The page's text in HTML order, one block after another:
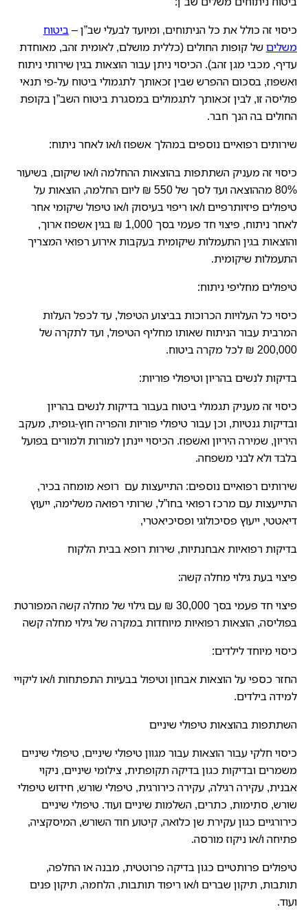
כיסוי זה כולל את כל הניתוחים, ומיועד לבעלי שב”ן –ביטוח
משליםשל קופות החולים (כללית מושלם, לאומית זהב, מאוחדת
עדיף, מכבי מגן זהב). הכיסוי ניתן עבור הוצאות בגין שירותי ניתוח
ואשפוז, בסכום ההפרש שבין זכאותך לתגמולי ביטוח על-פי תנאי
פוליסה זו, לבין זכאותך לתגמולים במסגרת ביטוח השב”ן בקופת
החולים בה הנך חבר.
שירותים רפואיים נוספים במהלך אשפוז ו/או לאחר ניתוח:
כיסוי זה מעניק השתתפות בהוצאות ההחלמה ו/או שיקום, בשיעור
80% מההוצאה ועד לסך של 550 ₪ ליום החלמה, הוצאות על
טיפולים פיזיותרפיים ו/או ריפוי בעיסוק ו/או טיפול שיקומי אחר
לאחר ניתוח, פיצוי חד פעמי בסך 1,000 ₪ בגין אשפוז ארוך,
והוצאות בגין התעמלות שיקומית בעקבות אירוע רפואי המצריך
התעמלות שיקומית.
טיפולים מחליפי ניתוח:
כיסוי כל העלויות הכרוכות בביצוע הטיפול, עד לכפל העלות
המרבית עבור הניתוח שאותו מחליף הטיפול, ועד לתקרה של
200,000 ₪ לכל מקרה ביטוח.
בדיקות לנשים בהריון וטיפולי פוריות:
כיסוי זה מעניק תגמולי ביטוח בעבור בדיקות לנשים בהריון
ובדיקות גנטיות, וכן עבור טיפולי פוריות והפריה חוץ-גופית, מעקב
היריון, שמירה היריון ואשפוז. הכיסוי יינתן למורות ולמורים בפועל
בלבד ולא לבני משפחה.
שירותים רפואיים נוספים: התייעצות עם רופא מומחה בכיר,
התייעצות עם מרכז רפואי בחו”ל, שרותי רפואה משלימה, ייעוץ
דיאטטי, ייעוץ פסיכולוגי ופסיכיאטרי,
בדיקות רפואיות אבחנתיות, שירות רופא בבית הלקוח
פיצוי בעת גילוי מחלה קשה:
פיצוי חד פעמי בסך 30,000 ₪ עם גילוי של מחלה קשה המפורטת
בפוליסה, הוצאות רפואיות מיוחדות במקרה של גילוי מחלה קשה
כיסוי מיוחד לילדים:
החזר כספי על הוצאות אבחון וטיפול בבעיות התפתחות ו/או ליקויי
למידה בילדים.
השתתפות בהוצאות טיפולי שיניים
כיסוי חלקי עבור הוצאות עבור מגוון טיפולי שיניים, טיפולי שיניים
משמרים ובדיקות כגון בדיקה תקופתית, צילומי שיניים, ניקוי
אבנית, עקירה רגילה, עקירה כירורגית, טיפולי שורש, חידוש טיפולי
שורש, סתימות, כתרים, השלמות שיניים ועוד. טיפולי שיניים
כירורגיים כגון עקירת שן כלואה, קיטוע חוד השורש, המיסקציה,
פתיחה ו/או ניקוז מורסה.
טיפולים פרותטיים כגון בדיקה פרוטטית, מבנה או החלפה,
תותבות, תיקון שברים ו/או ריפוד תותבות, הלחמה, תיקון פנים
ועוד.